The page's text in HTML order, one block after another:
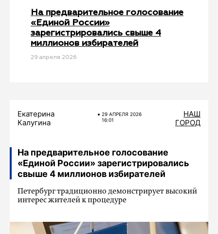
На предварительное голосование
«Единой России»
зарегистрировались свыше 4
миллионов избирателей
29 апреля 2026
Екатерина
Калугина
29 АПРЕЛЯ 2026
16:01
НАШ
ГОРОД
На предварительное голосование
«Единой России» зарегистрировались
свыше 4 миллионов избирателей
Петербург традиционно демонстрирует высокий
интерес жителей к процедуре